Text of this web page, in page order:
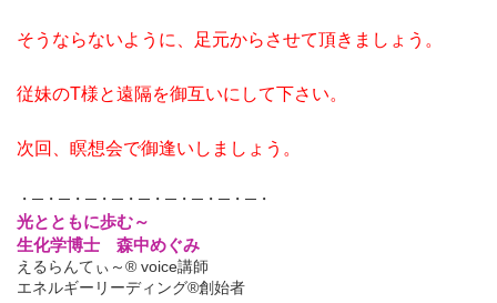
そうならないように、足元からさせて頂きましょう。
従妹のT様と遠隔を御互いにして下さい。
次回、瞑想会で御逢いしましょう。
・─・─・─・─・─・─・─・─・─・
光とともに歩む～
生化学博士 森中めぐみ
えるらんてぃ～® voice講師
エネルギーリーディング®創始者